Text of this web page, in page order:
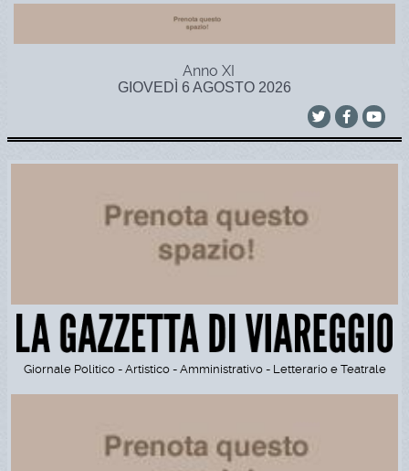
Anno XI
GIOVEDÌ 6 AGOSTO 2026
Giornale Politico - Artistico - Amministrativo - Letterario e Teatrale